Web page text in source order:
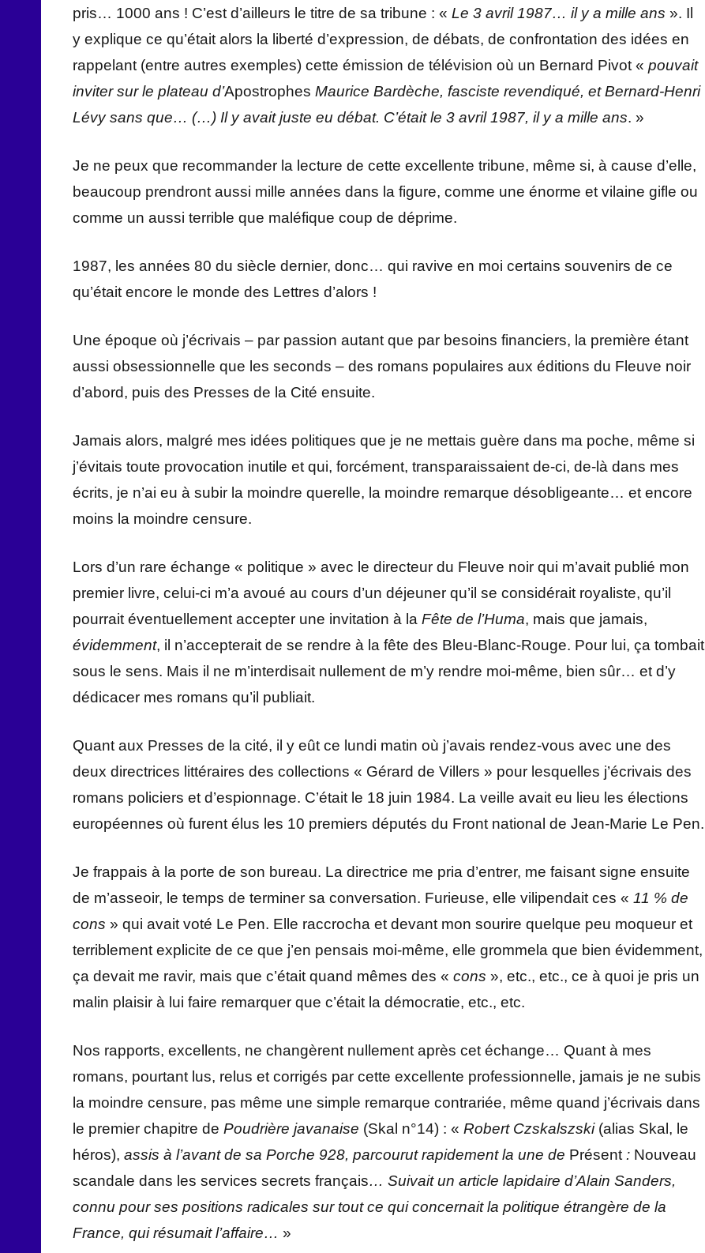
pris… 1000 ans ! C’est d’ailleurs le titre de sa tribune : « Le 3 avril 1987… il y a mille ans ». Il
y explique ce qu’était alors la liberté d’expression, de débats, de confrontation des idées en
rappelant (entre autres exemples) cette émission de télévision où un Bernard Pivot « pouvait
inviter sur le plateau d’Apostrophes Maurice Bardèche, fasciste revendiqué, et Bernard-Henri
Lévy sans que… (…) Il y avait juste eu débat. C’était le 3 avril 1987, il y a mille ans. »
Je ne peux que recommander la lecture de cette excellente tribune, même si, à cause d’elle,
beaucoup prendront aussi mille années dans la figure, comme une énorme et vilaine gifle ou
comme un aussi terrible que maléfique coup de déprime.
1987, les années 80 du siècle dernier, donc… qui ravive en moi certains souvenirs de ce
qu’était encore le monde des Lettres d’alors !
Une époque où j’écrivais – par passion autant que par besoins financiers, la première étant
aussi obsessionnelle que les seconds – des romans populaires aux éditions du Fleuve noir
d’abord, puis des Presses de la Cité ensuite.
Jamais alors, malgré mes idées politiques que je ne mettais guère dans ma poche, même si
j’évitais toute provocation inutile et qui, forcément, transparaissaient de-ci, de-là dans mes
écrits, je n’ai eu à subir la moindre querelle, la moindre remarque désobligeante… et encore
moins la moindre censure.
Lors d’un rare échange « politique » avec le directeur du Fleuve noir qui m’avait publié mon
premier livre, celui-ci m’a avoué au cours d’un déjeuner qu’il se considérait royaliste, qu’il
pourrait éventuellement accepter une invitation à la Fête de l’Huma, mais que jamais,
évidemment, il n’accepterait de se rendre à la fête des Bleu-Blanc-Rouge. Pour lui, ça tombait
sous le sens. Mais il ne m’interdisait nullement de m’y rendre moi-même, bien sûr… et d’y
dédicacer mes romans qu’il publiait.
Quant aux Presses de la cité, il y eût ce lundi matin où j’avais rendez-vous avec une des
deux directrices littéraires des collections « Gérard de Villers » pour lesquelles j’écrivais des
romans policiers et d’espionnage. C’était le 18 juin 1984. La veille avait eu lieu les élections
européennes où furent élus les 10 premiers députés du Front national de Jean-Marie Le Pen.
Je frappais à la porte de son bureau. La directrice me pria d’entrer, me faisant signe ensuite
de m’asseoir, le temps de terminer sa conversation. Furieuse, elle vilipendait ces « 11 % de
cons » qui avait voté Le Pen. Elle raccrocha et devant mon sourire quelque peu moqueur et
terriblement explicite de ce que j’en pensais moi-même, elle grommela que bien évidemment,
ça devait me ravir, mais que c’était quand mêmes des « cons », etc., etc., ce à quoi je pris un
malin plaisir à lui faire remarquer que c’était la démocratie, etc., etc.
Nos rapports, excellents, ne changèrent nullement après cet échange… Quant à mes
romans, pourtant lus, relus et corrigés par cette excellente professionnelle, jamais je ne subis
la moindre censure, pas même une simple remarque contrariée, même quand j’écrivais dans
le premier chapitre de Poudrière javanaise (Skal n°14) : « Robert Czskalszski (alias Skal, le
héros), assis à l’avant de sa Porche 928, parcourut rapidement la une de Présent: Nouveau
scandale dans les services secrets français… Suivait un article lapidaire d’Alain Sanders,
connu pour ses positions radicales sur tout ce qui concernait la politique étrangère de la
France, qui résumait l’affaire… »